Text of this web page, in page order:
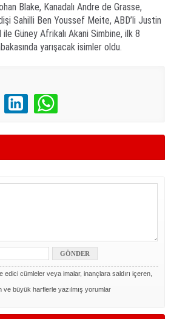
Blake, Kanadalı Andre de Grasse,
Sahilli Ben Youssef Meite, ABD’li Justin
Güney Afrikalı Akani Simbine, ilk 8
yarışacak isimler oldu.
edici cümleler veya imalar, inançlara saldırı içeren,
büyük harflerle yazılmış yorumlar